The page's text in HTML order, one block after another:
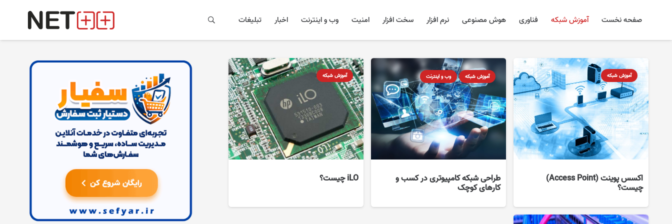
صفحه نخست آموزش شبکه فناوری هوش مصنوعی نرم افزار سخت افزار امنیت وب و اینترنت اخبار تبلیغات
آموزش شبکه
اکسس پوینت (Access Point)
چیست؟
آموزش شبکه وب و اینترنت
طراحی شبکه کامپیوتری در کسب و
کارهای کوچک
آموزش شبکه
iLO چیست؟